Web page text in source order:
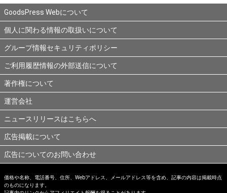
GoodsPress Webについて
個人に関わる情報の取扱いについて
グループ情報セキュリティポリシー
ご利用履歴情報の外部送信について
著作権について
運営会社
ニュースリリースはこちらへ
広告掲載について
広告についてのお問い合わせ
価格や名称、電話番号、住所、Webアドレス、メールアドレス等を含め、記事の内容は掲載時点
のものになります。